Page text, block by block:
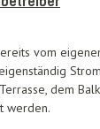
vom
dem
werden.